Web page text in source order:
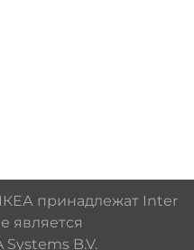
принадлежат Inter
является
B.V.